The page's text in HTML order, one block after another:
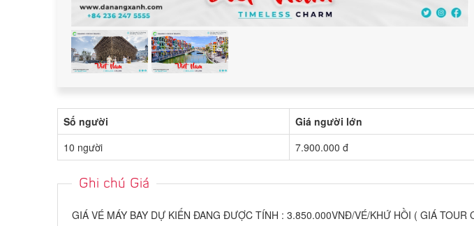
Số người Giá người lớn
10 người
7.900.000 đ
Ghi chú Giá
GIÁ VÉ MÁY BAY DỰ KIẾN ĐANG ĐƯỢC TÍNH : 3.850.000VNĐ/VÉ/KHỨ HỒI ( GIÁ